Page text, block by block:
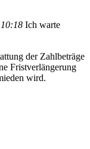
Ich warte
der Zahlbeträge
Fristverlängerung
wird.